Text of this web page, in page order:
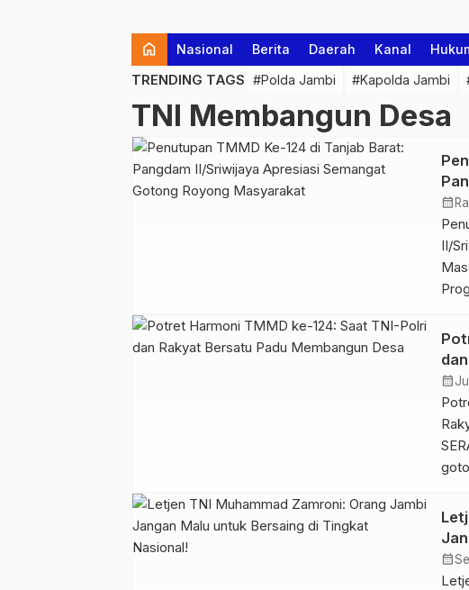
home Nasional Berita Daerah Kanal
TRENDING TAGS #Polda Jambi #Kapolda Jambi
TNI Membangun Desa
calendar_month
II/
calendar_month
calendar_month